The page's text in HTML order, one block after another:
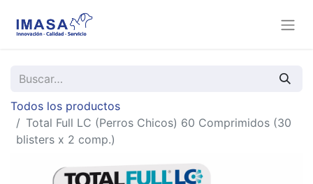
Todos los productos
Total Full LC (Perros Chicos) 60 Comprimidos (30
blisters x 2 comp.)